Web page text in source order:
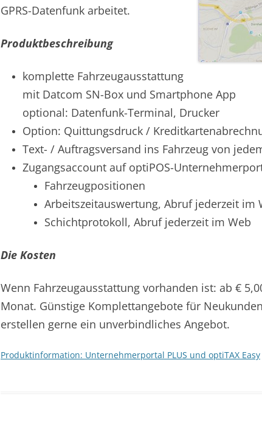
GPRS-Datenfunk arbeitet.
Produktbeschreibung
komplette Fahrzeugausstattung
mit Datcom SN-Box und Smartphone App
optional: Datenfunk-Terminal, Drucker
Option: Quittungsdruck /
Text- / Auftragsversand ins Fahrzeug von
Zugangsaccount auf optiPOS-
Fahrzeugpositionen
Arbeitszeitauswertung, Abruf jederzeit im
Schichtprotokoll, Abruf jederzeit im Web
Die Kosten
Wenn Fahrzeugausstattung vorhanden ist: ab €
Monat. Günstige Komplettangebote für
erstellen gerne ein unverbindliches Angebot.
Produktinformation: Unternehmerportal PLUS und optiTAX Easy